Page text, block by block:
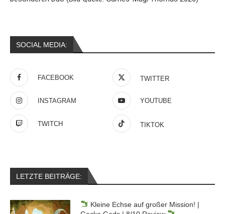
SOCIAL MEDIA:
FACEBOOK TWITTER
INSTAGRAM YOUTUBE
TWITCH TIKTOK
LETZTE BEITRÄGE:
Kleine Echse auf großer Mission! |